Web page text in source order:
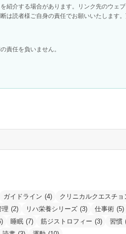
介する場合があります。リンク先のウェブ
は読者様ご自身の責任でお願いいたします
責任を負いません。
ガイドライン (4) クリニカルクエスチョ
理 (2) リハ栄養シリーズ (3) 仕事術 (5)
睡眠 (7) 筋ジストロフィー (3) 習慣